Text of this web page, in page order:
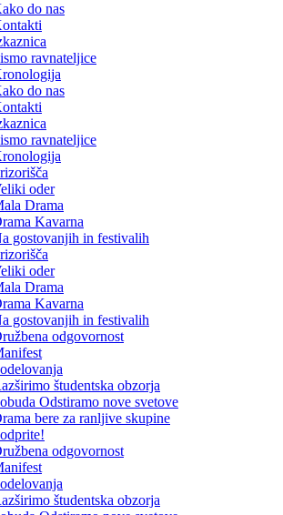
do nas
ravnateljice
do nas
ravnateljice
oder
Drama
Kavarna
gostovanjih in festivalih
oder
Drama
Kavarna
gostovanjih in festivalih
odgovornost
študentska obzorja
Odstiramo nove svetove
bere za ranljive skupine
odgovornost
študentska obzorja